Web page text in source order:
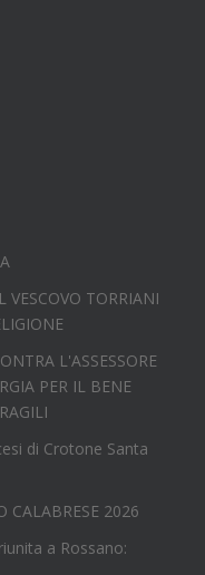
VESCOVO TORRIANI
L'ASSESSORE
PER IL BENE
di Crotone Santa
CALABRESE 2026
a Rossano: